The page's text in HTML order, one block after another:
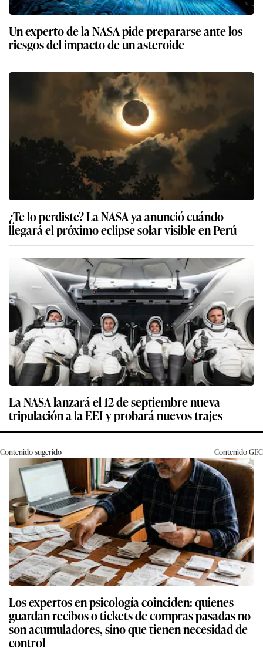
Un experto de la NASA pide prepararse ante los
riesgos del impacto de un asteroide
¿Te lo perdiste? La NASA ya anunció cuándo
llegará el próximo eclipse solar visible en Perú
La NASA lanzará el 12 de septiembre nueva
tripulación a la EEI y probará nuevos trajes
Contenido sugerido ContenidoGEC
Los expertos en psicología coinciden: quienes
guardan recibos o tickets de compras pasadas no
son acumuladores, sino que tienen necesidad de
control